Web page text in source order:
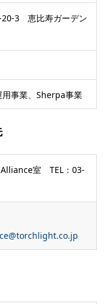
20-3 恵比寿ガーデン
事業、Sherpa事業
室 TEL：03-